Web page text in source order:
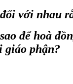
với nhau
để hoà
giáo phận?